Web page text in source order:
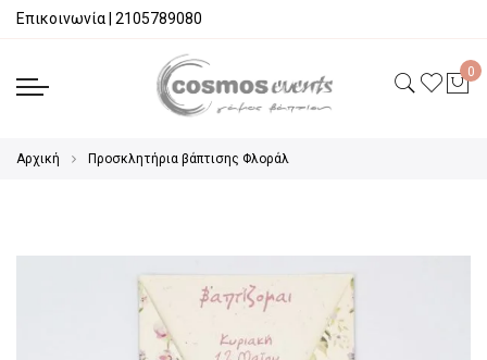
Επικοινωνία 2105789080
Αρχική Προσκλητήρια βάπτισης Φλοράλ